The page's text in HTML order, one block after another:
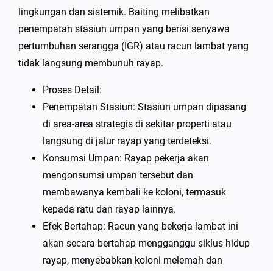
lingkungan dan sistemik. Baiting melibatkan
penempatan stasiun umpan yang berisi senyawa
pertumbuhan serangga (IGR) atau racun lambat yang
tidak langsung membunuh rayap.
Proses Detail:
Penempatan Stasiun: Stasiun umpan dipasang
di area-area strategis di sekitar properti atau
langsung di jalur rayap yang terdeteksi.
Konsumsi Umpan: Rayap pekerja akan
mengonsumsi umpan tersebut dan
membawanya kembali ke koloni, termasuk
kepada ratu dan rayap lainnya.
Efek Bertahap: Racun yang bekerja lambat ini
akan secara bertahap mengganggu siklus hidup
rayap, menyebabkan koloni melemah dan